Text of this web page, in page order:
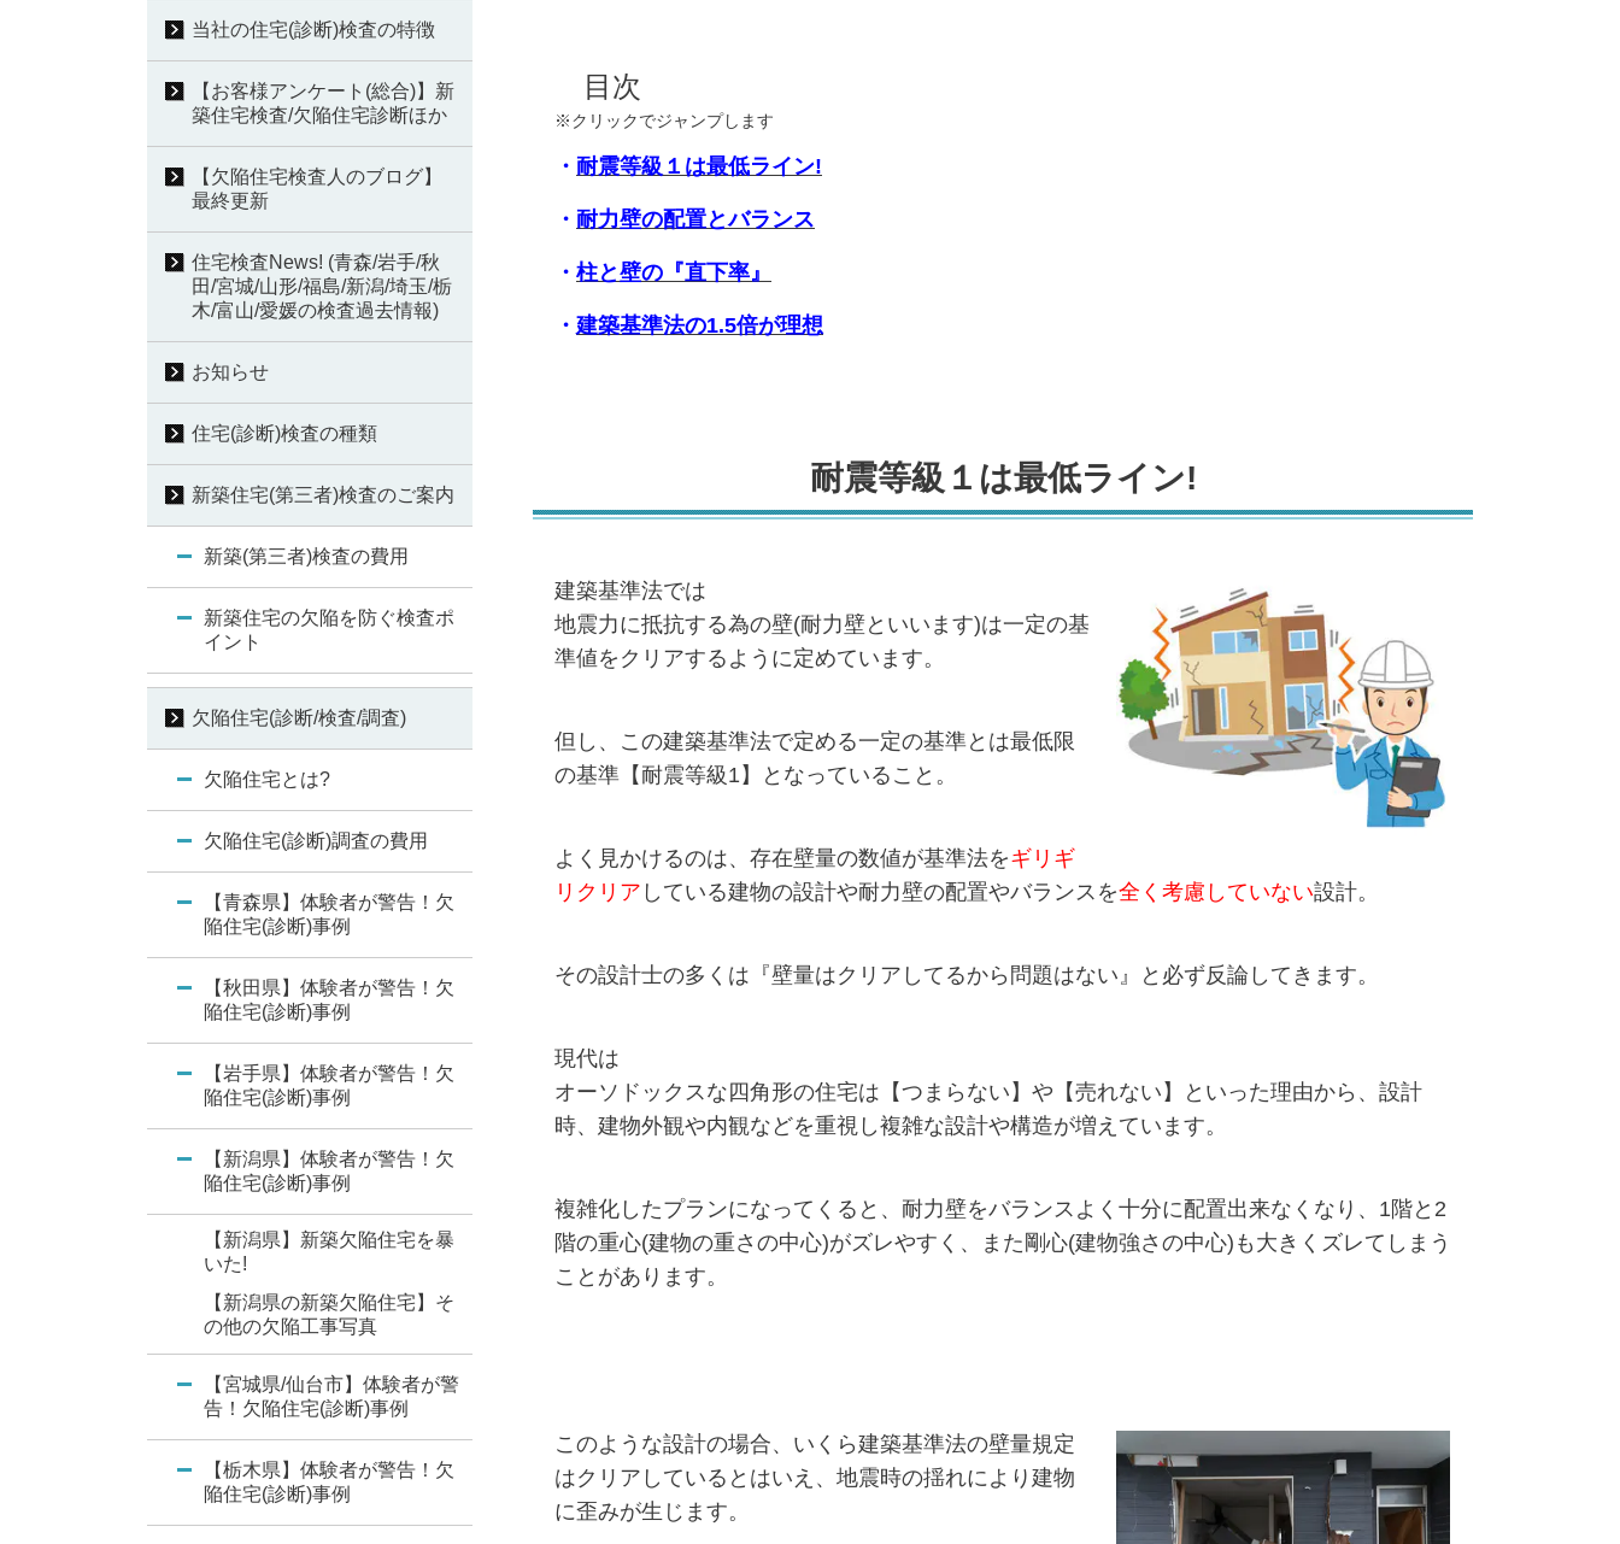
目次
※クリックでジャンプします
・ 耐震等級１は最低ライン!
・ 耐力壁の配置とバランス
・ 柱と壁の『直下率』
・ 建築基準法の1.5倍が理想
耐震等級１は最低ライン!
建築基準法では
地震力に抵抗する為の壁(耐力壁といいます)は一定の基
準値をクリアするように定めています。
但し、この建築基準法で定める一定の基準とは最低限
の基準【耐震等級1】となっていること。
よく見かけるのは、存在壁量の数値が基準法をギリギ
リクリア している建物の設計や耐力壁の配置やバランスを全く考慮していない設計。
その設計士の多くは『壁量はクリアしてるから問題はない』と必ず反論してきます。
現代は
オーソドックスな四角形の住宅は【つまらない】や【売れない】といった理由から、設計
時、建物外観や内観などを重視し複雑な設計や構造が増えています。
複雑化したプランになってくると、耐力壁をバランスよく十分に配置出来なくなり、1階と2
階の重心(建物の重さの中心)がズレやすく、また剛心(建物強さの中心)も大きくズレてしまう
ことがあります。
このような設計の場合、いくら建築基準法の壁量規定
はクリアしているとはいえ、地震時の揺れにより建物
に歪みが生じます。
当社の住宅(診断)検査の特徴
【お客様アンケート(総合)】新
築住宅検査/欠陥住宅診断ほか
【欠陥住宅検査人のブログ】
最終更新
住宅検査News! (青森/岩手/秋
田/宮城/山形/福島/新潟/埼玉/栃
木/富山/愛媛の検査過去情報)
お知らせ
住宅(診断)検査の種類
新築住宅(第三者)検査のご案内
新築(第三者)検査の費用
新築住宅の欠陥を防ぐ検査ポ
イント
欠陥住宅(診断/検査/調査)
欠陥住宅とは?
欠陥住宅(診断)調査の費用
【青森県】体験者が警告！欠
陥住宅(診断)事例
【秋田県】体験者が警告！欠
陥住宅(診断)事例
【岩手県】体験者が警告！欠
陥住宅(診断)事例
【新潟県】体験者が警告！欠
陥住宅(診断)事例
【新潟県】新築欠陥住宅を暴
いた!
【新潟県の新築欠陥住宅】そ
の他の欠陥工事写真
【宮城県/仙台市】体験者が警
告！欠陥住宅(診断)事例
【栃木県】体験者が警告！欠
陥住宅(診断)事例